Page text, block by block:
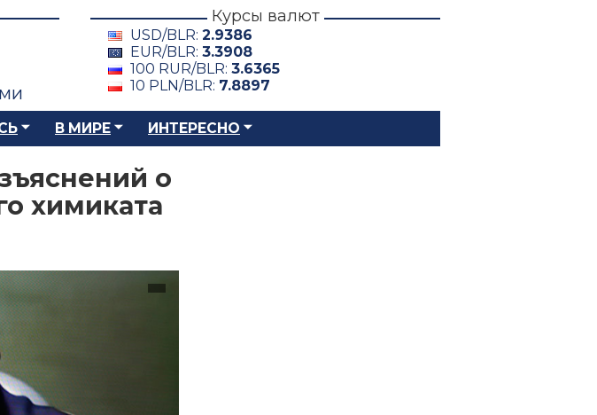
Курсы валют
USD/BLR: 2.9386
EUR/BLR: 3.3908
100 RUR/BLR: 3.6365
10 PLN/BLR: 7.8897
В МИРЕ ИНТЕРЕСНО
о
химиката